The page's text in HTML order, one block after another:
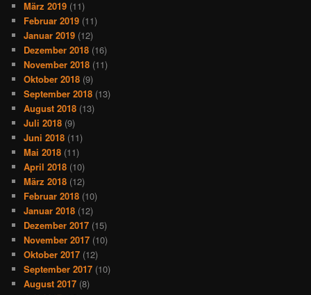
März 2019 (11)
Februar 2019 (11)
Januar 2019 (12)
Dezember 2018 (16)
November 2018 (11)
Oktober 2018 (9)
September 2018 (13)
August 2018 (13)
Juli 2018 (9)
Juni 2018 (11)
Mai 2018 (11)
April 2018 (10)
März 2018 (12)
Februar 2018 (10)
Januar 2018 (12)
Dezember 2017 (15)
November 2017 (10)
Oktober 2017 (12)
September 2017 (10)
August 2017 (8)